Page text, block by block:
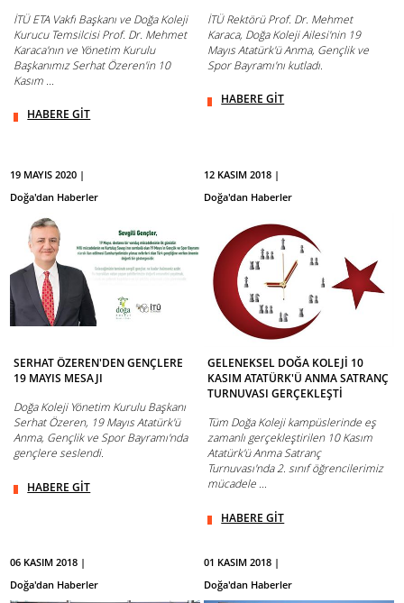
İTÜ ETA Vakfı Başkanı ve Doğa Koleji
Kurucu Temsilcisi Prof. Dr. Mehmet
Karaca'nın ve Yönetim Kurulu
Başkanımız Serhat Özeren'in 10
Kasım ...
HABERE GİT
İTÜ Rektörü Prof. Dr. Mehmet
Karaca, Doğa Koleji Ailesi'nin 19
Mayıs Atatürk'ü Anma, Gençlik ve
Spor Bayramı'nı kutladı.
HABERE GİT
19 MAYIS 2020 |
Doğa'dan Haberler
SERHAT ÖZEREN'DEN GENÇLERE
19 MAYIS MESAJI
Doğa Koleji Yönetim Kurulu Başkanı
Serhat Özeren, 19 Mayıs Atatürk'ü
Anma, Gençlik ve Spor Bayramı'nda
gençlere seslendi.
HABERE GİT
12 KASIM 2018 |
Doğa'dan Haberler
GELENEKSEL DOĞA KOLEJİ 10
KASIM ATATÜRK'Ü ANMA SATRANÇ
TURNUVASI GERÇEKLEŞTİ
Tüm Doğa Koleji kampüslerinde eş
zamanlı gerçekleştirilen 10 Kasım
Atatürk'ü Anma Satranç
Turnuvası'nda 2. sınıf öğrencilerimiz
mücadele ...
HABERE GİT
06 KASIM 2018 |
Doğa'dan Haberler
01 KASIM 2018 |
Doğa'dan Haberler